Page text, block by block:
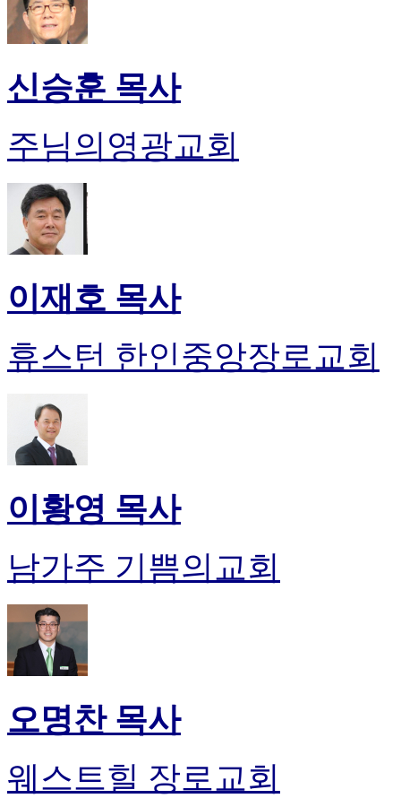
신승훈 목사
주님의영광교회
이재호 목사
휴스턴 한인중앙장로교회
이황영 목사
남가주 기쁨의교회
오명찬 목사
웨스트힐 장로교회